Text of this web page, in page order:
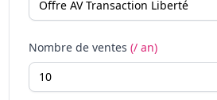
Nombre de ventes (/ an)